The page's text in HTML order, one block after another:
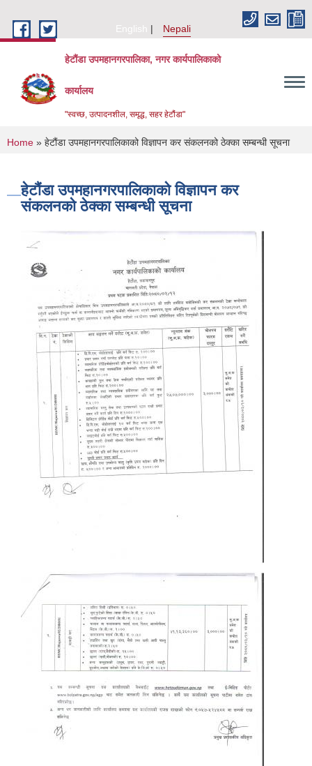
English
Nepali
हेटौंडा उपमहानगरपालिका, नगर कार्यपालिकाको
कार्यालय
"स्वच्छ, उत्पादनशील, समृद्ध, सहर हेटौंडा"
You are here
Home » हेटौंडा उपमहानगरपालिकाको विज्ञापन कर संकलनको ठेक्‍का सम्बन्धी सूचना
हेटौंडा उपमहानगरपालिकाको विज्ञापन कर
संकलनको ठेक्‍का सम्बन्धी सूचना